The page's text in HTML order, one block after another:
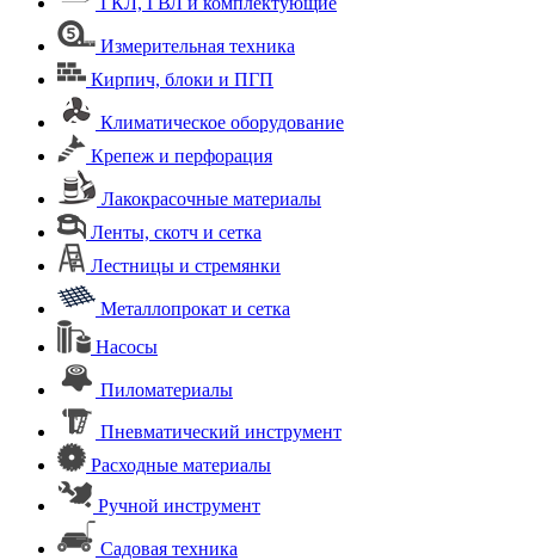
Измерительная техника
Кирпич, блоки и ПГП
Климатическое оборудование
Крепеж и перфорация
Лакокрасочные материалы
Ленты, скотч и сетка
Лестницы и стремянки
Металлопрокат и сетка
Насосы
Пиломатериалы
Пневматический инструмент
Расходные материалы
Ручной инструмент
Садовая техника